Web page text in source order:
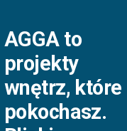
AGGA to
projekty
wnętrz, które
pokochasz.